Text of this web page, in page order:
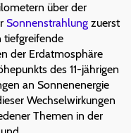
über der
Sonnenstrahlung zuerst
tiefgreifende
der Erdatmosphäre
des 11-jährigen
an Sonnenenergie
Wechselwirkungen
Themen in der